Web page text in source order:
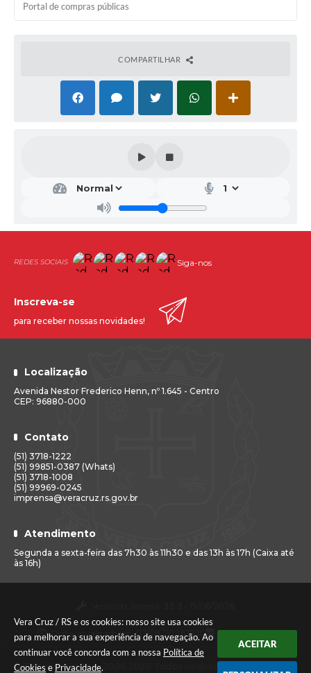
Vera Cruz / RS e os cookies: nosso site usa cookies
para melhorar a sua experiência de navegação. Ao
continuar você concorda com a nossa Política de
Cookies e Privacidade.
ACEITAR
Portal de compras públicas
COMPARTILHAR
Siga-nos
Localização
Avenida Nestor Frederico Henn, nº 1.645 - Centro
CEP: 96880-000
Contato
(51) 3718-1222
(51) 99851-0387 (Whats)
(51) 3718-1008
(51) 99969-0245
imprensa@veracruz.rs.gov.br
Atendimento
Segunda a sexta-feira das 7h30 às 11h30 e das 13h às 17h (Caixa até
às 16h)
Inscreva-se
para receber nossas novidades!
Portal atualizado em:07/08/2026 17:10 Dados Abertos
© Copyright Instar - 2006-2026. Todos os direitos